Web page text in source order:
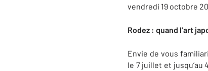
vendredi 19 octobre
Rodez : quand l’art
Envie de vous
le 7 juillet et jusqu’au